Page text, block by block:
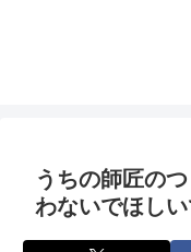
うちの師匠の
わないでほし